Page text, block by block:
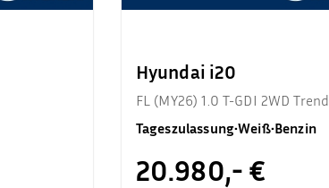
Hyundai i20
FL (MY26) 1.0 T-GDI 2WD Trend
Rückfahrkamera
Tageszulassung•Weiß•Benzin
20.980,- €